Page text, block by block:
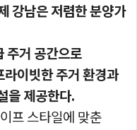
강남은 저렴한 분양가
주거 공간으로
이빗한 주거 환경과
을 제공한다.
프 스타일에 맞춘